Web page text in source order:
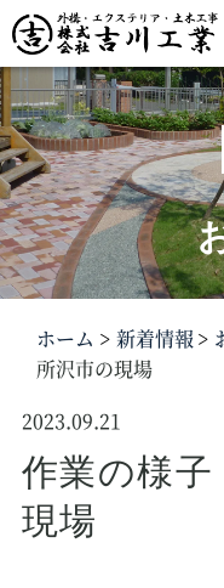
ホーム 新着情報
所沢市の現場
2023.09.21
作業の様
現場